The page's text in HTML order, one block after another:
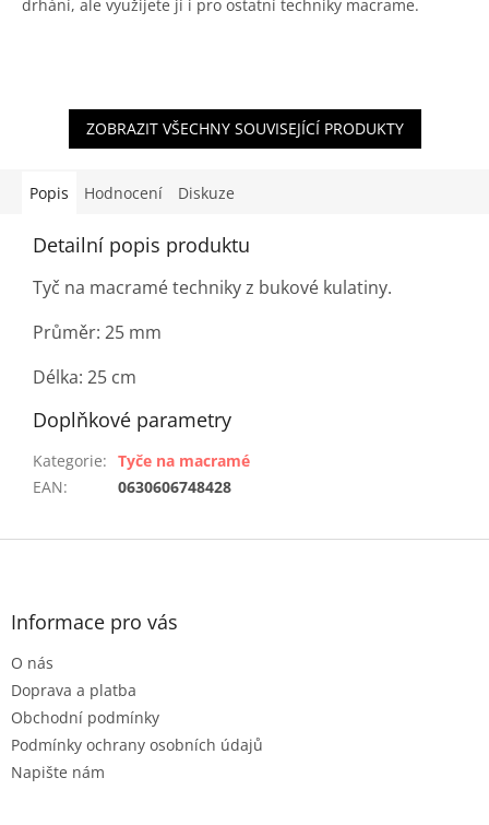
drhání, ale využijete jí i pro ostatní techniky macrame.
ZOBRAZIT VŠECHNY SOUVISEJÍCÍ PRODUKTY
Popis Hodnocení Diskuze
Detailní popis produktu
Tyč na macramé techniky z bukové kulatiny.
Průměr: 25 mm
Délka: 25 cm
Doplňkové parametry
Kategorie: Tyče na macramé
EAN: 0630606748428
Z
Informace pro vás
O nás
Doprava a platba
Obchodní podmínky
Podmínky ochrany osobních údajů
Napište nám